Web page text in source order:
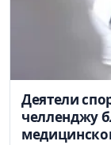
Деятели
челленджу